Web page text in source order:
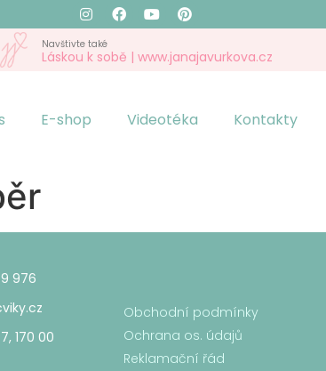
Navštivte také
Láskou k sobě | www.janajavurkova.cz
E-shop Videotéka Kontakty
976
170 00
Obchodní podmínky
Ochrana os. údajů
Reklamační řád